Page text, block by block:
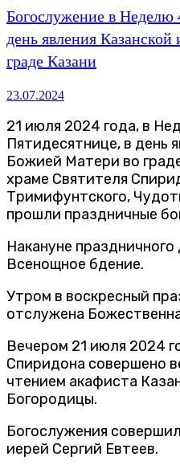
Богослужение в Неделю
день явления
граде Казани
23.07.2024
21 июля 2024 года, в Неделю 4-ю по
Пятидесятнице, в день
Божией Матери во
храме Святителя
Тримифунтского,
прошли праздничные
Накануне
Всенощное бдение.
Утром в воскресный
отслужена
Вечером 21 июля 2024
Спиридона совершено
чтением акафиста
Богородицы.
Богослужения
иерей Сергий Евтеев.